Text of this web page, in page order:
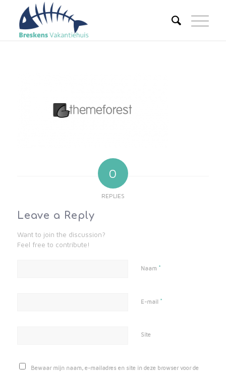
0
REPLIES
Leave a Reply
Want to join the discussion?
Feel free to contribute!
Naam *
E-mail *
Site
Bewaar mijn naam, e-mailadres en site in deze browser voor de